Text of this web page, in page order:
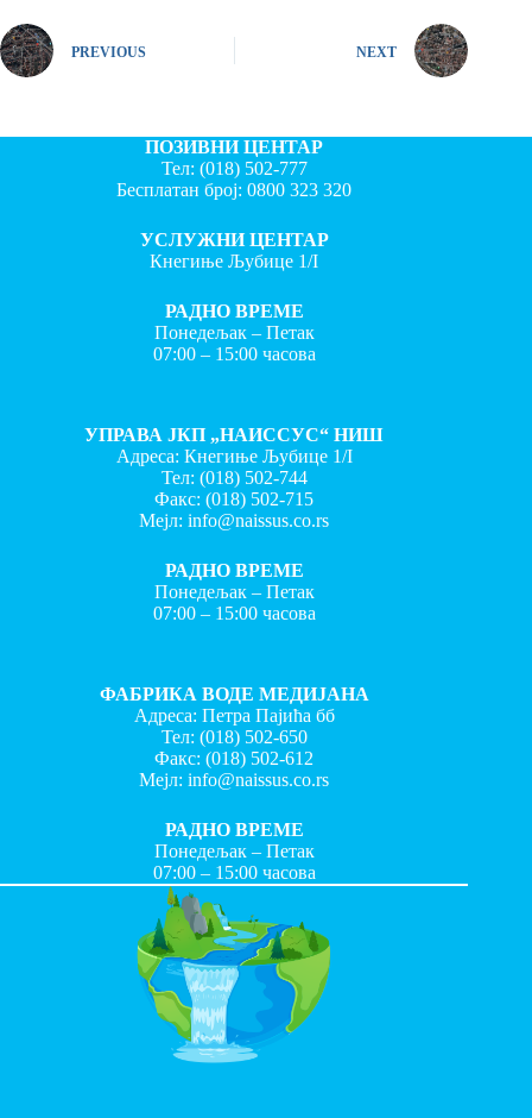
PREVIOUS NEXT
ПОЗИВНИ ЦЕНТАР
Тел: (018) 502-777
Бесплатан број:0800 323 320
УСЛУЖНИ ЦЕНТАР
Кнегиње Љубице 1/I
РАДНО ВРЕМЕ
Понедељак – Петак
07:00 – 15:00 часова
УПРАВА ЈКП „НАИССУС“ НИШ
Адреса: Кнегиње Љубице 1/I
Тел: (018) 502-744
Факс:(018) 502-715
Мејл:info@naissus.co.rs
РАДНО ВРЕМЕ
Понедељак – Петак
07:00 – 15:00 часова
ФАБРИКА ВОДЕ МЕДИЈАНА
Адреса: Петра Пајића бб
Тел: (018) 502-650
Факс:(018) 502-612
Мејл:info@naissus.co.rs
РАДНО ВРЕМЕ
Понедељак – Петак
07:00 – 15:00 часова